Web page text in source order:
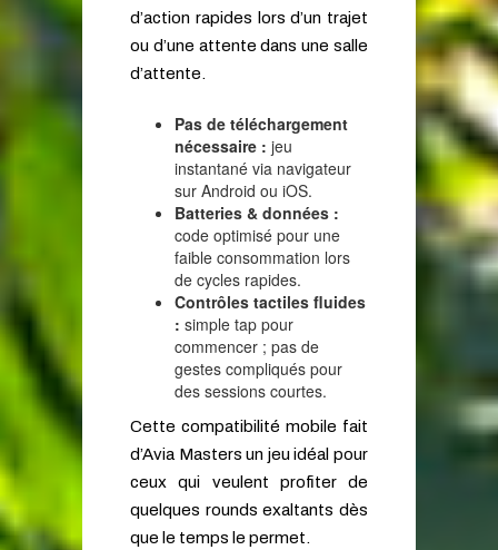
d’action rapides lors d’un trajet
ou d’une attente dans une salle
d’attente.
Pas de téléchargement
nécessaire : jeu
instantané via navigateur
sur Android ou iOS.
Batteries & données :
code optimisé pour une
faible consommation lors
de cycles rapides.
Contrôles tactiles fluides
: simple tap pour
commencer ; pas de
gestes compliqués pour
des sessions courtes.
Cette compatibilité mobile fait
d’Avia Masters un jeu idéal pour
ceux qui veulent profiter de
quelques rounds exaltants dès
que le temps le permet.